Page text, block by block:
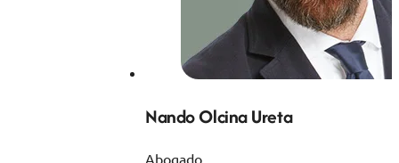
Nando Olcina Ureta
Abogado